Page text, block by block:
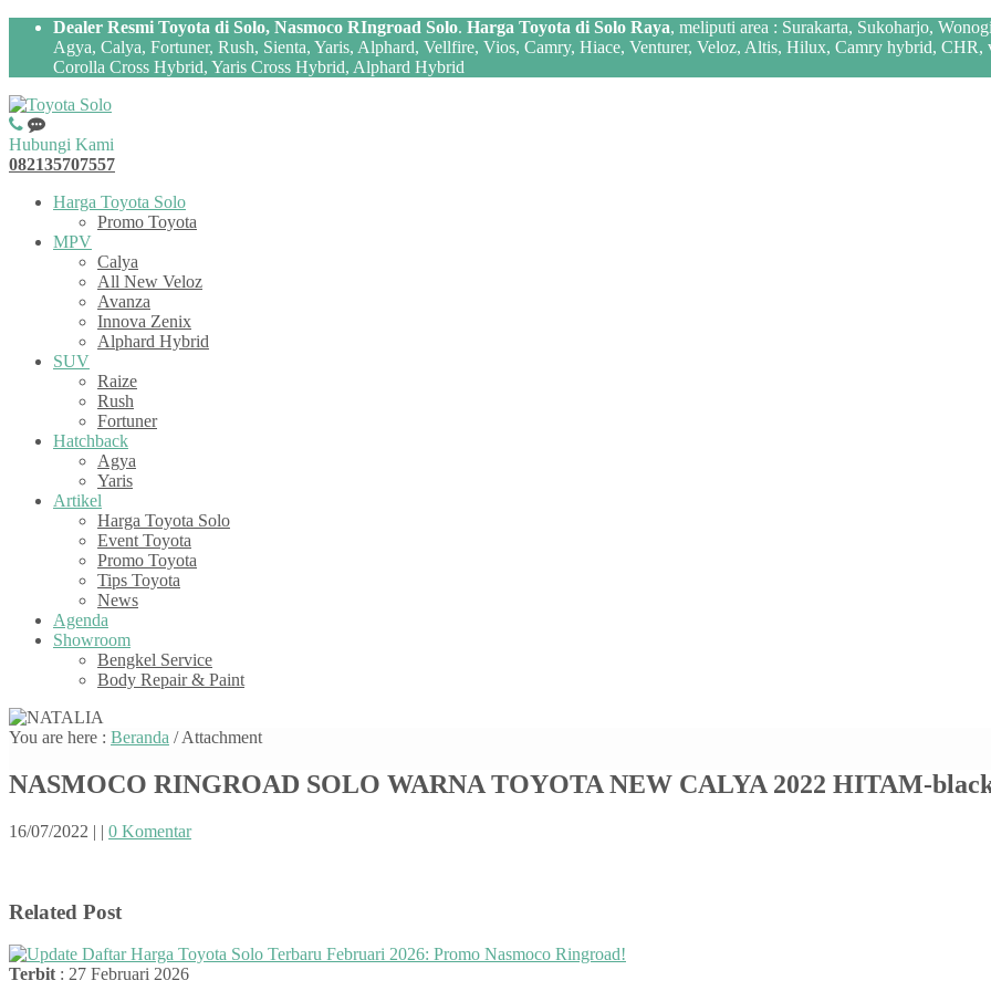
Dealer Resmi Toyota di Solo, Nasmoco RIngroad Solo. Harga Toyota di Solo Raya, meliputi area : Surakarta, Sukoharjo,
Agya, Calya, Fortuner, Rush, Sienta, Yaris, Alphard, Vellfire, Vios, Camry, Hiace, Venturer, Veloz, Altis, Hilux, Camry hybrid,
Corolla Cross Hybrid, Yaris Cross Hybrid, Alphard Hybrid
Hubungi Kami
082135707557
Harga Toyota Solo
Promo Toyota
MPV
Calya
All New Veloz
Avanza
Innova Zenix
Alphard Hybrid
SUV
Raize
Rush
Fortuner
Hatchback
Agya
Yaris
Artikel
Harga Toyota Solo
Event Toyota
Promo Toyota
Tips Toyota
News
Agenda
Showroom
Bengkel Service
Body Repair & Paint
You are here : Beranda / Attachment
NASMOCO RINGROAD SOLO WARNA TOYOTA NEW CALYA 2022 HITAM-
16/07/2022 | | 0 Komentar
Related Post
Terbit : 27 Februari 2026